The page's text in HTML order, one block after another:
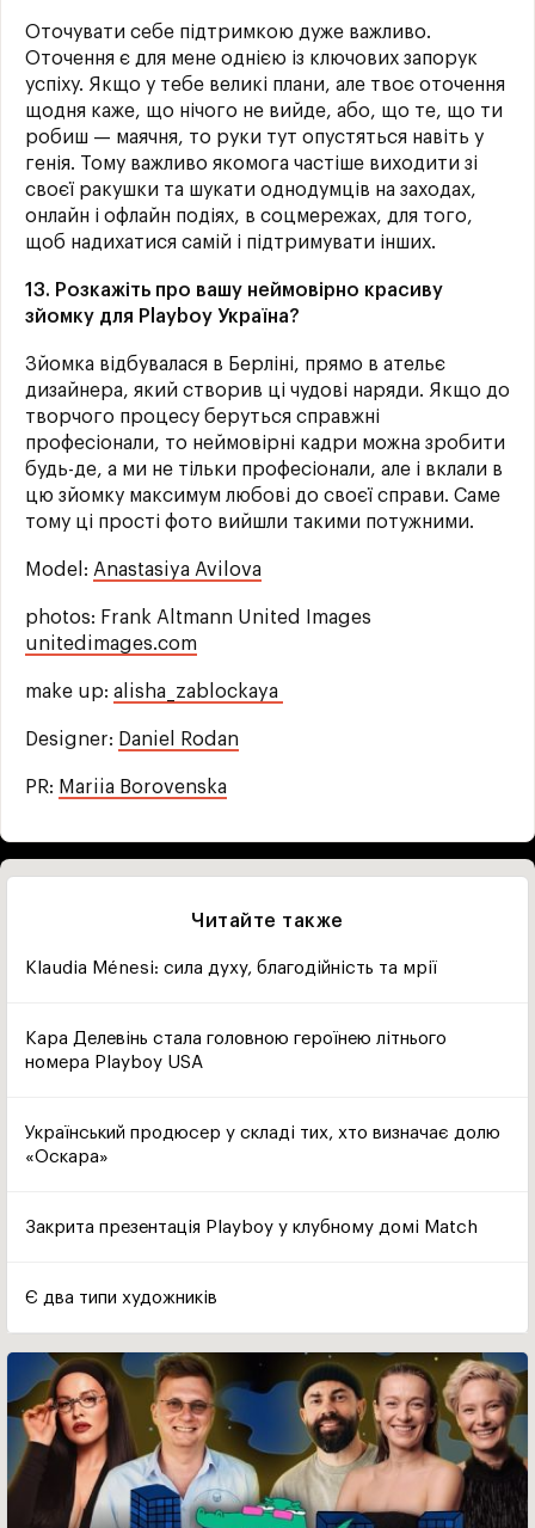
Оточувати себе підтримкою дуже важливо.
Оточення є для мене однією із ключових запорук
успіху. Якщо у тебе великі плани, але твоє оточення
щодня каже, що нічого не вийде, або, що те, що ти
робиш — маячня, то руки тут опустяться навіть у
генія. Тому важливо якомога частіше виходити зі
своєї ракушки та шукати однодумців на заходах,
онлайн і офлайн подіях, в соцмережах, для того,
щоб надихатися самій і підтримувати інших.
13. Розкажіть про вашу неймовірно красиву
зйомку для Playboy Україна?
Зйомка відбувалася в Берліні, прямо в ательє
дизайнера, який створив ці чудові наряди. Якщо до
творчого процесу беруться справжні
професіонали, то неймовірні кадри можна зробити
будь-де, а ми не тільки професіонали, але і вклали в
цю зйомку максимум любові до своєї справи. Саме
тому ці прості фото вийшли такими потужними.
Model: Anastasiya Avilova
photos: Frank Altmann United Images
unitedimages.com
make up: alisha_zablockaya
Designer: Daniel Rodan
PR: Mariia Borovenska
Читайте также
Klaudia Ménesi: сила духу, благодійність та мрії
Кара Делевінь стала головною героїнею літнього
номера Playboy USA
Український продюсер у складі тих, хто визначає долю
«Оскара»
Закрита презентація Playboy у клубному домі Match
Є два типи художників